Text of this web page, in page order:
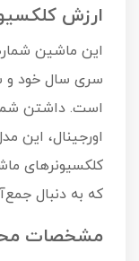
ارزش
است. داشتن
اورجینال، این
کلکسیونرهای
که به دنبال
مشخصات